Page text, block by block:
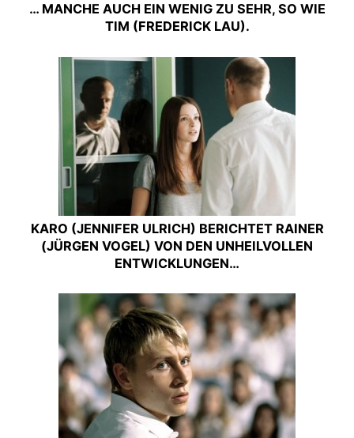
… MANCHE AUCH EIN WENIG ZU SEHR, SO WIE
TIM (FREDERICK LAU).
KARO (JENNIFER ULRICH) BERICHTET RAINER
(JÜRGEN VOGEL) VON DEN UNHEILVOLLEN
ENTWICKLUNGEN…